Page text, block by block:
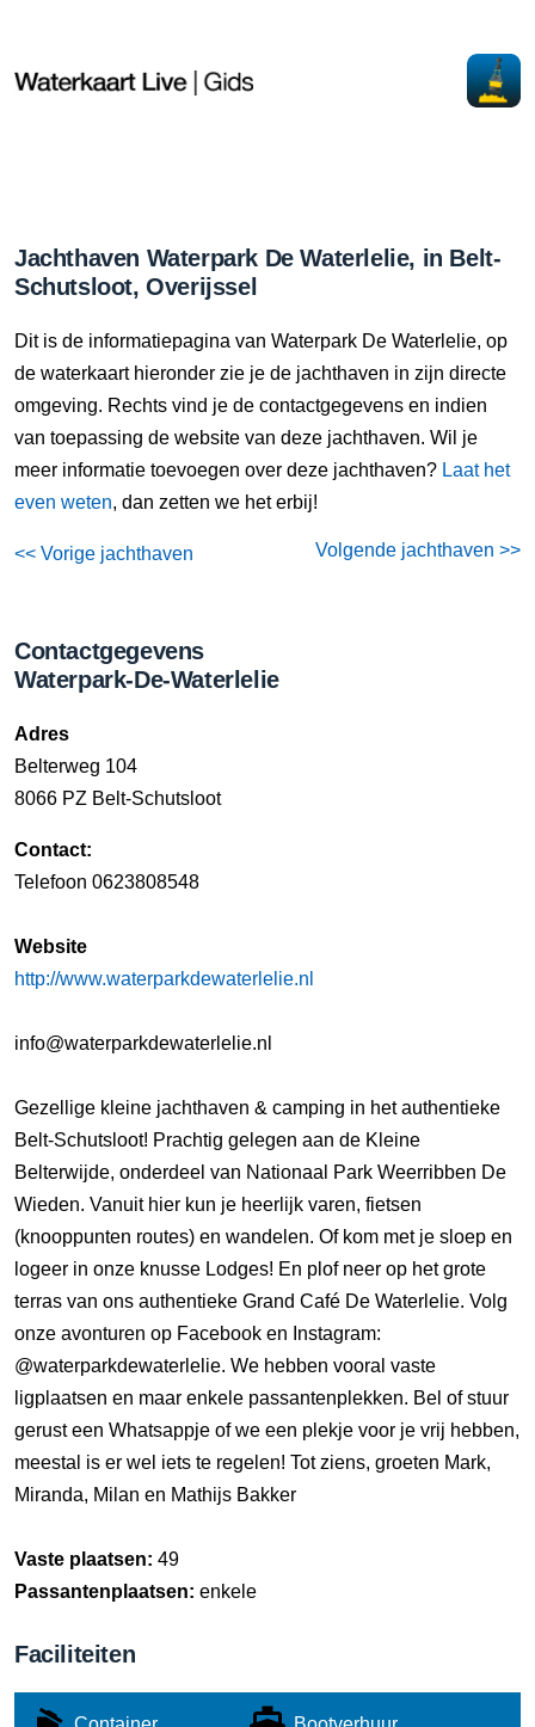
Jachthaven Waterpark De Waterlelie, in Belt-
Schutsloot, Overijssel
Dit is de informatiepagina van Waterpark De Waterlelie, op
de waterkaart hieronder zie je de jachthaven in zijn directe
omgeving. Rechts vind je de contactgegevens en indien
van toepassing de website van deze jachthaven. Wil je
meer informatie toevoegen over deze jachthaven? Laat het
even weten, dan zetten we het erbij!
<< Vorige jachthaven Volgende jachthaven >>
Contactgegevens
Waterpark-De-Waterlelie
Adres
Belterweg 104
8066 PZ Belt-Schutsloot
Contact:
Telefoon 0623808548
Website
http://www.waterparkdewaterlelie.nl
info@waterparkdewaterlelie.nl
Gezellige kleine jachthaven & camping in het authentieke
Belt-Schutsloot! Prachtig gelegen aan de Kleine
Belterwijde, onderdeel van Nationaal Park Weerribben De
Wieden. Vanuit hier kun je heerlijk varen, fietsen
(knooppunten routes) en wandelen. Of kom met je sloep en
logeer in onze knusse Lodges! En plof neer op het grote
terras van ons authentieke Grand Café De Waterlelie. Volg
onze avonturen op Facebook en Instagram:
@waterparkdewaterlelie. We hebben vooral vaste
ligplaatsen en maar enkele passantenplekken. Bel of stuur
gerust een Whatsappje of we een plekje voor je vrij hebben,
meestal is er wel iets te regelen! Tot ziens, groeten Mark,
Miranda, Milan en Mathijs Bakker
Vaste plaatsen: 49
Passantenplaatsen: enkele
Faciliteiten